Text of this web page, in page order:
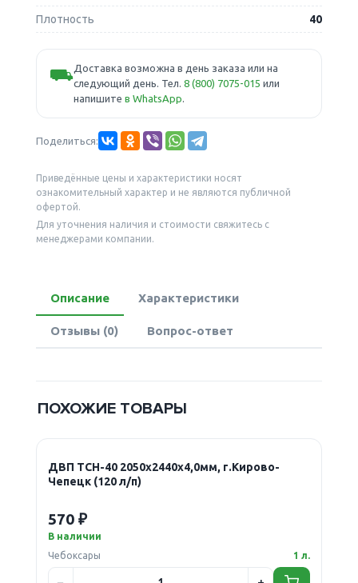
Плотность 40
⛟Доставка возможна в день заказа или на
следующий день. Тел. 8 (800) 7075-015 или
напишите в WhatsApp.
Поделиться:
Приведённые цены и характеристики носят
ознакомительный характер и не являются публичной
офертой.
Для уточнения наличия и стоимости свяжитесь с
менеджерами компании.
Описание Характеристики
Отзывы (0) Вопрос-ответ
ПОХОЖИЕ ТОВАРЫ
ДВП ТСН-40 2050х2440х4,0мм, г.Кирово-
Чепецк (120 л/п)
570 ₽
В наличии
Чебоксары
1 л.